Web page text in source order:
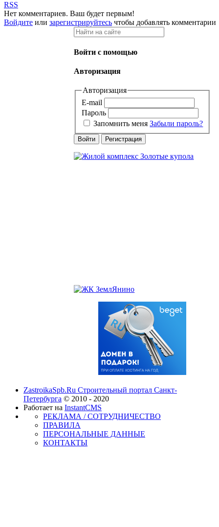
RSS
Нет комментариев. Ваш будет первым!
Войдите или зарегистрируйтесь чтобы добавлять комментарии
Войти с помощью
Авторизация
Авторизация
E-mail
Пароль
Запомнить меня Забыли пароль?
Войти Регистрация
ZastroikaSpb.Ru Строительный портал Санкт-
Петербурга © 2010 - 2020
Работает на InstantCMS
РЕКЛАМА / СОТРУДНИЧЕСТВО
ПРАВИЛА
ПЕРСОНАЛЬНЫЕ ДАННЫЕ
КОНТАКТЫ